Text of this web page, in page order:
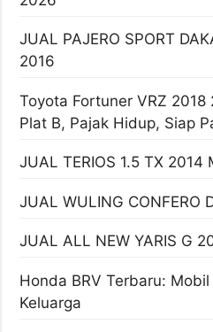
JUAL PAJERO SPORT
2016
Toyota Fortuner VRZ
Plat B, Pajak Hidup, Siap
JUAL TERIOS 1.5 TX 2014
JUAL WULING CONFERO
JUAL ALL NEW YARIS G
Honda BRV Terbaru:
Keluarga